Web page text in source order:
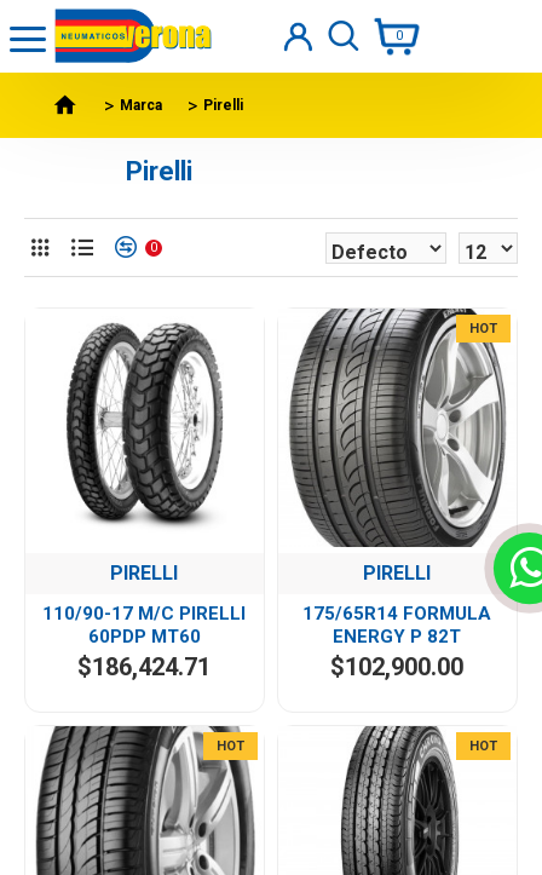
0
Marca Pirelli
Pirelli
0
PIRELLI
110/90-17 M/C PIRELLI
60PDP MT60
$186,424.71
HOT
PIRELLI
175/65R14 FORMULA
ENERGY P 82T
$102,900.00
HOT HOT